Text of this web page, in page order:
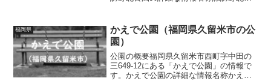
り台、ブランコ、鉄棒、砂場、ベンチ、
水道トイレ...
福岡県
かえで公園（福岡県久留米市の公
園）
公園の概要福岡県久留米市西町字中田の
三649-12にある「かえで公園」の情報で
す。かえで公園の詳細な情報名称かえで